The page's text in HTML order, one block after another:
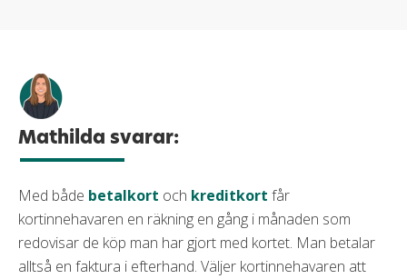
Mathilda svarar:
Med både betalkort och kreditkort får
kortinnehavaren en räkning en gång i månaden som
redovisar de köp man har gjort med kortet. Man betalar
alltså en faktura i efterhand. Väljer kortinnehavaren att